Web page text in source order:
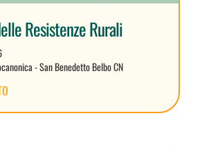
Resistenze Rurali
- San Benedetto Belbo CN